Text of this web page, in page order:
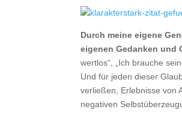
Durch meine eigene
eigenen Gedanken und
wertlos“, „Ich brauche
Und für jeden dieser
verließen, Erlebnisse von
negativen